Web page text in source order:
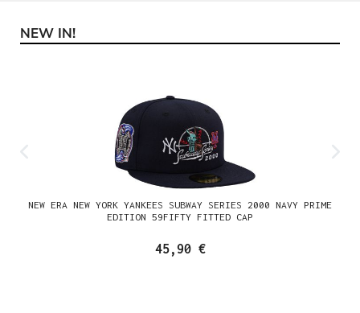
Produktgalerie überspringen
NEW IN!
NEW ERA NEW YORK YANKEES SUBWAY SERIES 2000 NAVY PRIME
EDITION 59FIFTY FITTED CAP
45,90 €